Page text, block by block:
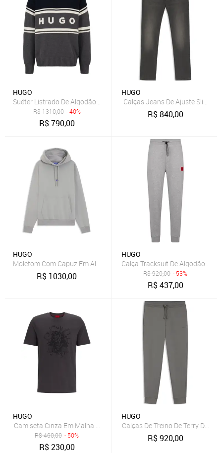
HUGO
Suéter Listrado De Algodão Orgânico Com Logo Cinza - M-M
R$1310,00 - 40%
R$790,00
HUGO
Calças Jeans De Ajuste Slim
R$840,00
HUGO
Moletom Com Capuz Em Algodão Com Logo
R$ 1030,00
HUGO
Calça Tracksuit De Algodão
R$920,00 - 53%
R$437,00
HUGO
Camiseta Cinza Em Malha De Algodão Com Logo Estilizado
R$460,00 - 50%
R$230,00
HUGO
Calças De Treino De Terry De
R$920,00